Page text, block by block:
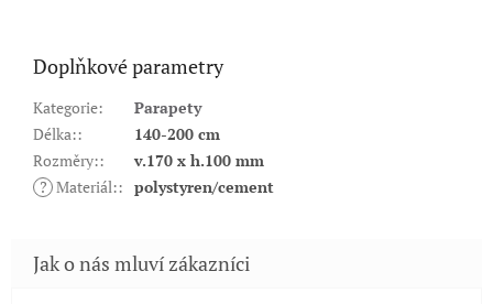
Doplňkové parametry
Kategorie:
Parapety
Délka::
140-200 cm
Rozměry::
v.170 x h.100 mm
? Materiál:: polystyren/cement